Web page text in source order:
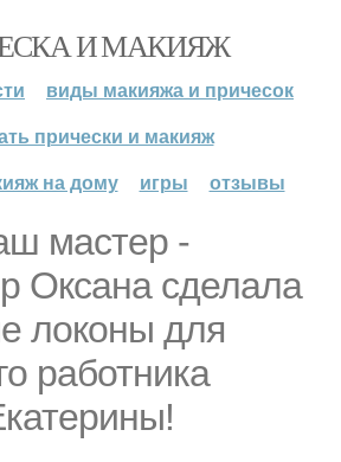
И МАКИЯЖ
виды макияжа и причесок
прически и макияж
на дому
игры отзывы
мастер -
Оксана сделала
локоны для
работника